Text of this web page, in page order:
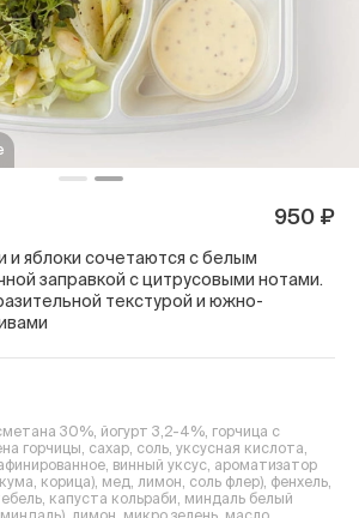
950 ₽
и яблоки сочетаются с белым
заправкой с цитрусовыми нотами.
текстурой и южно-
30%, йогурт 3,2-4%, горчица с
горчицы, сахар, соль, уксусная кислота,
винный уксус, ароматизатор
корица), мед, лимон, соль флер), фенхель,
капуста кольраби, миндаль белый